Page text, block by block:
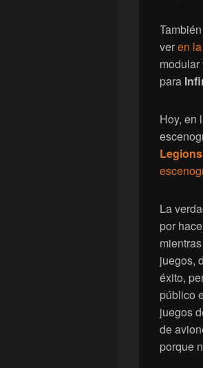
También
veren
para
Hoy, en
Legions
La
por
juegos,
éxito,
público
juegos
de
porque